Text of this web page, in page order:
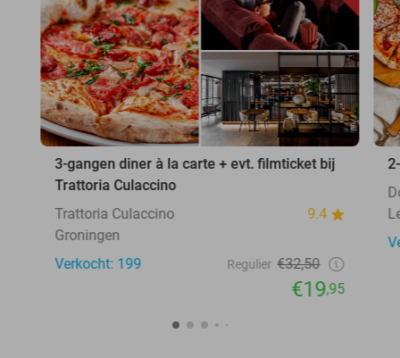
3-gangen diner à la carte + evt. filmticket bij
Trattoria Culaccino
Trattoria Culaccino
9.4
Groningen
Verkocht: 199
Regulier €32,50
€19,95